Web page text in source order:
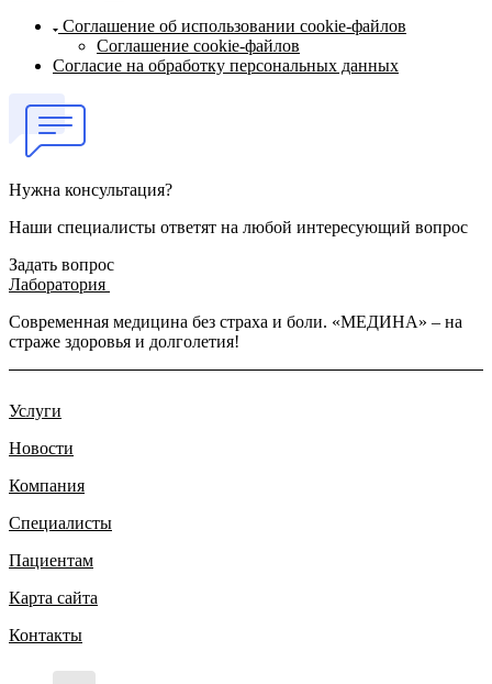
Соглашение об использовании cookie-файлов
Соглашение cookie-файлов
Согласие на обработку персональных данных
Нужна консультация?
Наши специалисты ответят на любой интересующий вопрос
Задать вопрос
Лаборатория
Современная медицина без страха и боли. «МЕДИНА» – на
страже здоровья и долголетия!
Услуги
Новости
Компания
Специалисты
Пациентам
Карта сайта
Контакты